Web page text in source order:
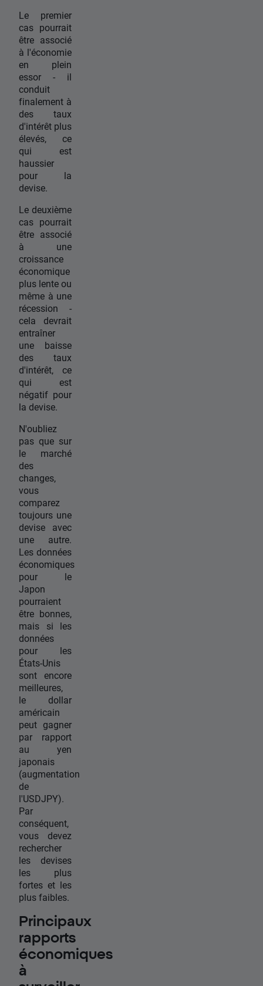
Le premier
cas pourrait
être associé
à l'économie
en plein
essor - il
conduit
finalement à
des taux
d'intérêt plus
élevés, ce
qui est
haussier
pour la
devise.
Le deuxième
cas pourrait
être associé
à une
croissance
économique
plus lente ou
même à une
récession -
cela devrait
entraîner
une baisse
des taux
d'intérêt, ce
qui est
négatif pour
la devise.
N'oubliez
pas que sur
le marché
des
changes,
vous
comparez
toujours une
devise avec
une autre.
Les données
économiques
pour le
Japon
pourraient
être bonnes,
mais si les
données
pour les
États-Unis
sont encore
meilleures,
le dollar
américain
peut gagner
par rapport
au yen
japonais
(augmentation
de
l'USDJPY).
Par
conséquent,
vous devez
rechercher
les devises
les plus
fortes et les
plus faibles.
Principaux
rapports
économiques
à